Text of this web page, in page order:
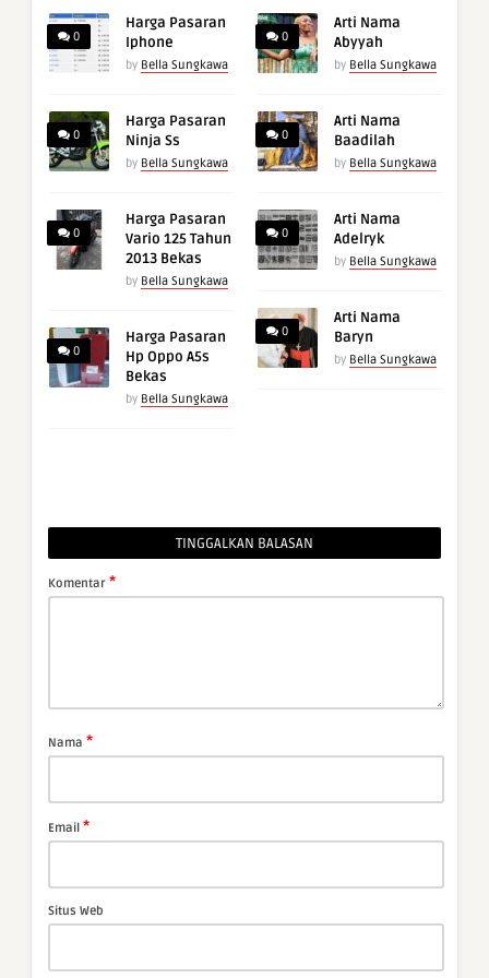
0
Harga Pasaran
Iphone
by Bella Sungkawa
0
Harga Pasaran
Ninja Ss
by Bella Sungkawa
0
Harga Pasaran
Vario 125 Tahun
2013 Bekas
by Bella Sungkawa
0
Harga Pasaran
Hp Oppo A5s
Bekas
by Bella Sungkawa
0
Arti Nama
Abyyah
by Bella Sungkawa
0
Arti Nama
Baadilah
by Bella Sungkawa
0
Arti Nama
Adelryk
by Bella Sungkawa
0
Arti Nama
Baryn
by Bella Sungkawa
TINGGALKAN BALASAN
Komentar *
Nama *
Email *
Situs Web